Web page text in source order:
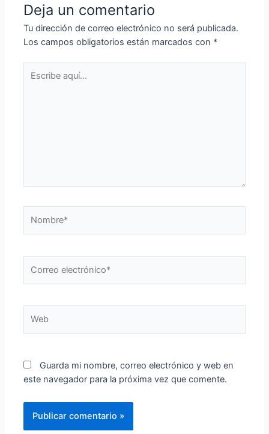
Deja un comentario
Tu dirección de correo electrónico no será publicada.
Los campos obligatorios están marcados con *
aquí...
electrónico*
Guarda mi nombre, correo electrónico y web en
este navegador para la próxima vez que comente.